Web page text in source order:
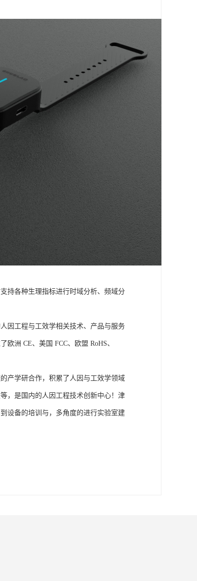
持各种生理指标进行时域分析、频域分
因工程与工效学相关技术、产品与服务
洲 CE、美国 FCC、欧盟 RoHS、
产学研合作，积累了人因与工效学领域
，是国内的人因工程技术创新中心！津
设备的培训与，多角度的进行实验室建